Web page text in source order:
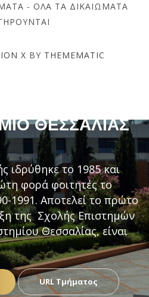
- ΌΛΑ ΤΑ ΔΙΚΑΙΏΜΑΤΑ
X BY THEMEMATIC
ΘΕΣΣΑΛΊΑΣ
ιδρύθηκε το 1985 και
φορά φοιτητές το
1991. Αποτελεί το πρώτο
της Σχολής Επιστημών
Θεσσαλίας, είναι
URL Τμήματος